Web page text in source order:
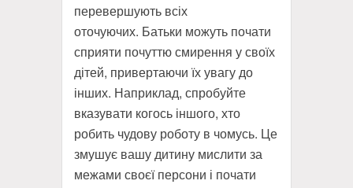
перевершують всіх
оточуючих. Батьки можуть почати
сприяти почуттю смирення у своїх
дітей, привертаючи їх увагу до
інших. Наприклад, спробуйте
вказувати когось іншого, хто
робить чудову роботу в чомусь. Це
змушує вашу дитину мислити за
межами своєї персони і почати